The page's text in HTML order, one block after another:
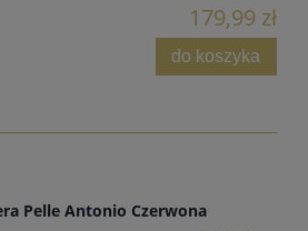
179,99 zł
do koszyka
Pelle Antonio Czerwona